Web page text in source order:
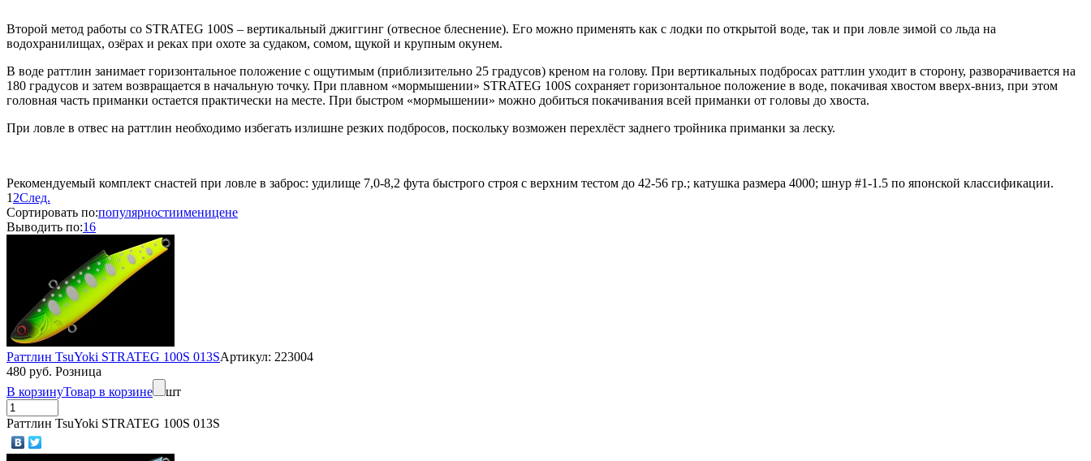
Второй метод работы со STRATEG 100S – вертикальный джиггинг (отвесное блеснение). Его можно применять как с лодки по открытой воде, так и при ловле зимой со льда на
водохранилищах, озёрах и реках при охоте за судаком, сомом, щукой и крупным окунем.
В воде раттлин занимает горизонтальное положение с ощутимым (приблизительно 25 градусов) креном на голову. При вертикальных подбросах раттлин уходит в сторону, разворачивается на
180 градусов и затем возвращается в начальную точку. При плавном «мормышении» STRATEG 100S сохраняет горизонтальное положение в воде, покачивая хвостом вверх-вниз, при этом
головная часть приманки остается практически на месте. При быстром «мормышении» можно добиться покачивания всей приманки от головы до хвоста.
При ловле в отвес на раттлин необходимо избегать излишне резких подбросов, поскольку возможен перехлёст заднего тройника приманки за леску.
Рекомендуемый комплект снастей при ловле в заброс: удилище 7,0-8,2 фута быстрого строя с верхним тестом до 42-56 гр.; катушка размера 4000; шнур #1-1.5 по японской классификации.
1 2След.
Сортировать по:популярностиименицене
Выводить по:16
Раттлин TsuYoki STRATEG 100S 013SАртикул: 223004
480 руб. Розница
В корзинуТовар в корзине шт
Раттлин TsuYoki STRATEG 100S 013S